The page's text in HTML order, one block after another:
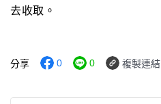
去收取。
分享 0 0 複製連結